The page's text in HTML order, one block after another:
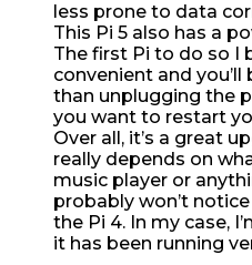
less prone to data
This Pi 5 also has a
The first Pi to do so I
convenient and
than unplugging the
you want to restart
Over all, it’s a great
really depends on
music player or
probably won’t
the Pi 4. In my case,
it has been running